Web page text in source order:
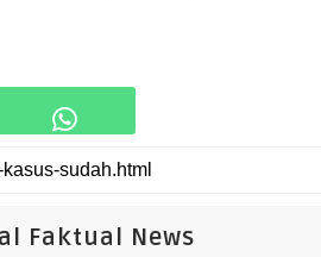
Faktual News